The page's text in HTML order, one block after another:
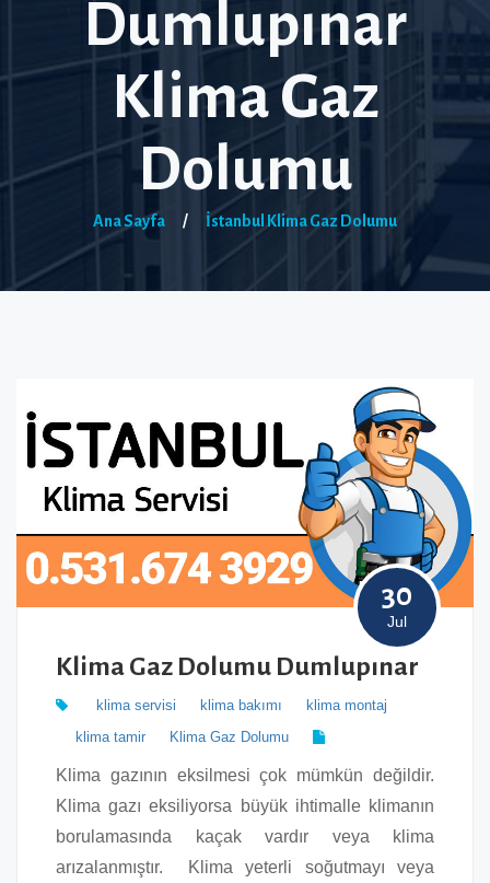
Dumlupınar
Klima Gaz
Dolumu
Ana Sayfa / İstanbul Klima Gaz Dolumu
30
Jul
Klima Gaz Dolumu Dumlupınar
klima servisi klima bakımı
klima montaj
klima tamir
Klima Gaz Dolumu
Klima gazının eksilmesi çok mümkün değildir.
Klima gazı eksiliyorsa büyük ihtimalle klimanın
borulamasında kaçak vardır veya klima
arızalanmıştır. Klima yeterli soğutmayı veya